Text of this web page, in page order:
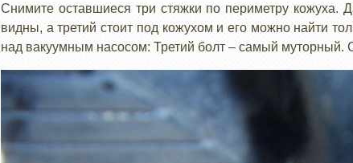
Снимите оставшиеся три стяжки по периметру кожуха.
видны, а третий стоит под кожухом и его можно найти
над вакуумным насосом: Третий болт – самый муторный.